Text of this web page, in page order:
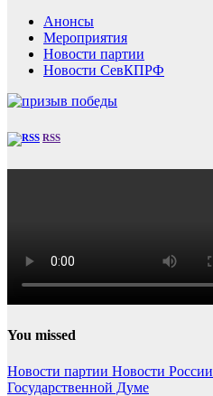
Анонсы
Мероприятия
Новости партии
Новости СевКПРФ
RSS
You missed
Новости партии Новости России
Государственной Думе